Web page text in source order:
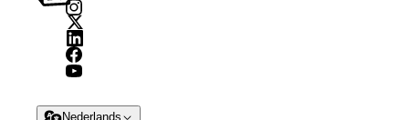
Nederlands